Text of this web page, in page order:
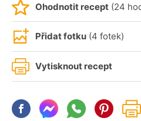
Ohodnotit recept (24
Přidat fotku (4 fotek)
Vytisknout recept